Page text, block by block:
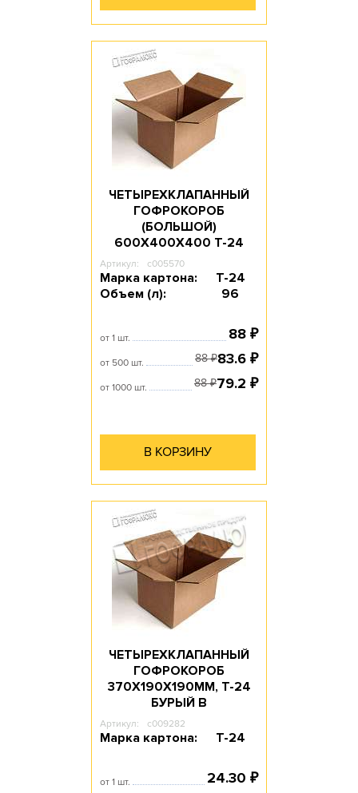
ЧЕТЫРЕХКЛАПАННЫЙ
ГОФРОКОРОБ
(БОЛЬШОЙ)
600Х400Х400 T-24
Артикул: c005570
Марка картона:
Т-24
Объем (л):
96
от 1 шт. 88 ₽
от 500 шт. 88₽83.6 ₽
от 1000 шт. 88₽79.2 ₽
В КОРЗИНУ
ЧЕТЫРЕХКЛАПАННЫЙ
ГОФРОКОРОБ
370Х190Х190ММ, Т-24
БУРЫЙ В
Артикул: c009282
Марка картона: Т-24
от 1 шт. 24.30 ₽